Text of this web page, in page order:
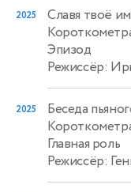
2025 Славя твоё
Эпизод
Режиссёр:
2025 Беседа
Главная роль
Режиссёр: